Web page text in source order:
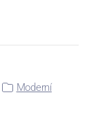
Moderní